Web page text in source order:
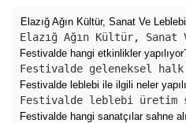
Elazığ Ağın Kültür, Sanat Ve
Elazığ Ağın Kültür, Sanat
Festivalde hangi etkinlikler
Festivalde geleneksel
Festivalde leblebi ile ilgili neler
Festivalde leblebi üretim
Festivalde hangi sanatçılar sahne